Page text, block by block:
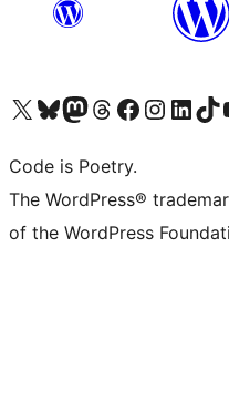
ຢ້ຽມຊົມບັນຊີ X (ຊື່ເກົ່າ Twitter) ຂອງພວກເຮົາຢ້ຽມຊົມບັນຊີ Bluesky ຂອງພວກເຮົາຢ້ຽມຊົມບັນຊີ Mastodon ຂອງພວກເຮົາຢ້ຽມຊົມບັນຊີ Threads ຂອງພວກເຮົາຢ້ຽມຊົມໜ້າ Facebook ຂອງພວກເຮົາຢ້ຽມຊົມບັນຊີ Instagram ຂອງພວກເຮົາຢ້ຽມຊົມບັນຊີ LinkedIn ຂອງພວກເຮົາຢ້ຽມຊົມບັນຊີ TikTok ຂຢ້ຽ
Code is Poetry.
The WordPress®
of the WordPress